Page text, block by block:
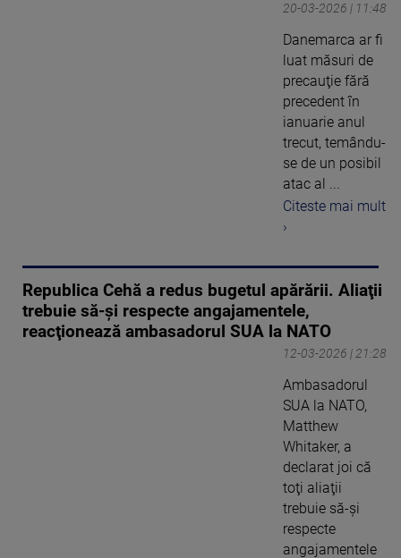
20-03-2026 | 11:48
Danemarca ar fi
luat măsuri de
precauţie fără
precedent în
ianuarie anul
trecut, temându-
se de un posibil
atac al ...
Citeste mai mult
›
Republica Cehă a redus bugetul apărării. Aliaţii
trebuie să-şi respecte angajamentele,
reacţionează ambasadorul SUA la NATO
12-03-2026 | 21:28
Ambasadorul
SUA la NATO,
Matthew
Whitaker, a
declarat joi că
toţi aliaţii
trebuie să-şi
respecte
angajamentele